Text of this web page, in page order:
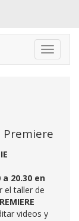
Toggle
Premiere
a 20.30 en
el taller de
videos y